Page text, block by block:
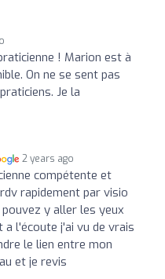
! Marion est à
On ne se sent pas
Je la
2 years ago
compétente et
rapidement par visio
y aller les yeux
l'écoute j'ai vu de vrais
le lien entre mon
et je revis